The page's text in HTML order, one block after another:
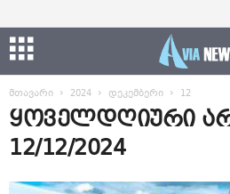
მთავარი 2024 დეკემბერი 12
ყოველდღიური
12/12/2024